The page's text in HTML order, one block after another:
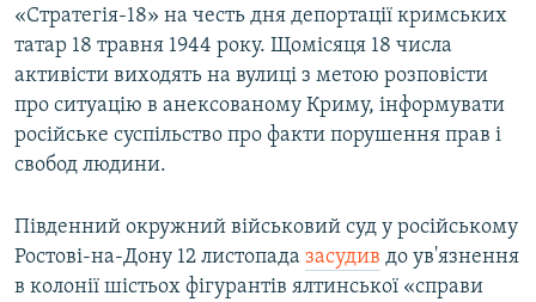
«Стратегія-18» на честь дня депортації кримських
татар 18 травня 1944 року. Щомісяця 18 числа
активісти виходять на вулиці з метою розповісти
про ситуацію в анексованому Криму, інформувати
російське суспільство про факти порушення прав і
свобод людини.
Південний окружний військовий суд у російському
Ростові-на-Дону 12 листопада засудив до ув'язнення
в колонії шістьох фігурантів ялтинської «справи